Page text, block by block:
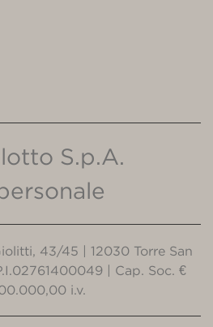
S.p.A.
43/45 | 12030 Torre San
| Cap. Soc. €
i.v.